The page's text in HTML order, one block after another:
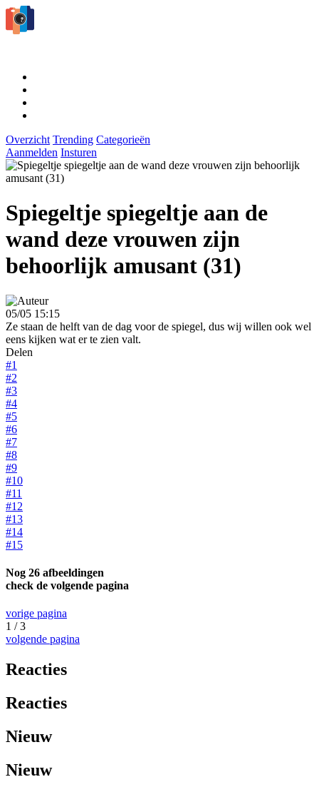
Overzicht Trending Categorieën
Aanmelden Insturen
Spiegeltje spiegeltje aan de
wand deze vrouwen zijn
behoorlijk amusant (31)
05/05 15:15
Ze staan de helft van de dag voor de spiegel, dus wij willen ook wel
eens kijken wat er te zien valt.
Delen
#1
#2
#3
#4
#5
#6
#7
#8
#9
#10
#11
#12
#13
#14
#15
Nog 26 afbeeldingen
check de volgende pagina
vorige pagina
1 / 3
volgende pagina
Reacties
Reacties
Nieuw
Nieuw